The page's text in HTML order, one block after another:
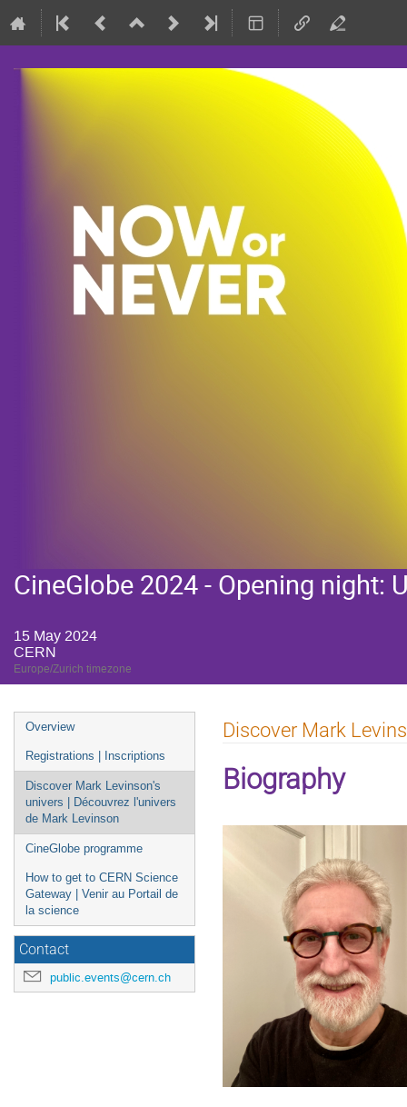
CineGlobe 2024 - Opening night:
15 May 2024
CERN
Europe/Zurich timezone
Event
menu
Overview
Registrations | Inscriptions
Discover Mark Levinson's
univers | Découvrez l'univers
de Mark Levinson
CineGlobe programme
How to get to CERN Science
Gateway | Venir au Portail de
la science
Contact
public.events@cern.ch
Discover Mark
Biography